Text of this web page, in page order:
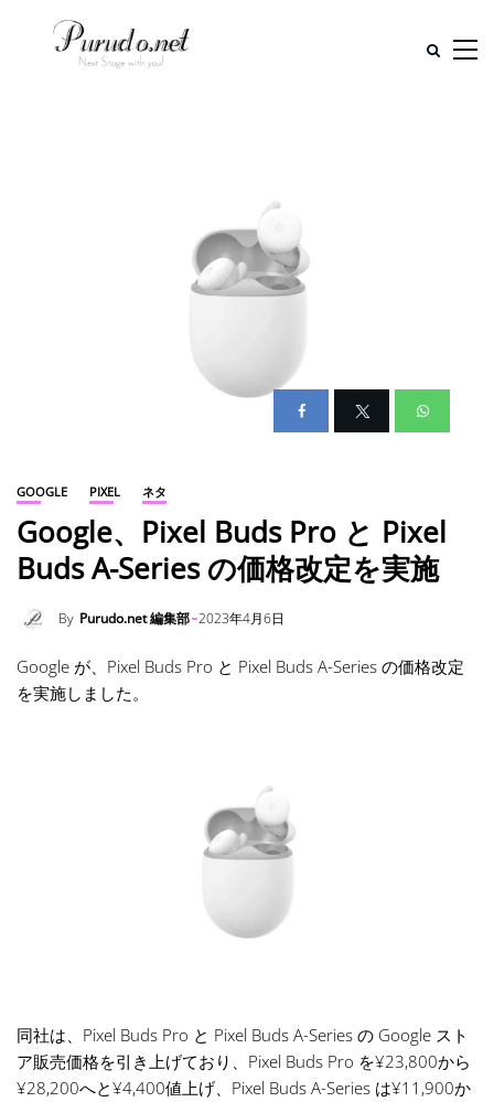
GOOGLE PIXEL ネタ
Google、Pixel Buds Pro と Pixel
Buds A-Series の価格改定を実施
By Purudo.net 編集部 2023年4月6日
Google が、Pixel Buds Pro と Pixel Buds A-Series の価格改定
を実施しました。
同社は、Pixel Buds Pro と Pixel Buds A-Series の Google スト
ア販売価格を引き上げており、Pixel Buds Pro を¥23,800から
¥28,200へと¥4,400値上げ、Pixel Buds A-Series は¥11,900か